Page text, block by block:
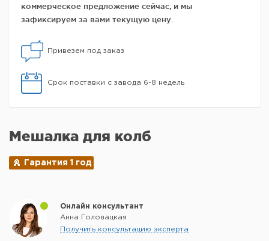
коммерческое предложение сейчас, и мы
зафиксируем за вами текущую цену.
Привезем под заказ
Срок поставки с завода 6-8 недель
Мешалка для колб
Гарантия 1 год
Онлайн консультант
Анна Головацкая
Получить консультацию эксперта